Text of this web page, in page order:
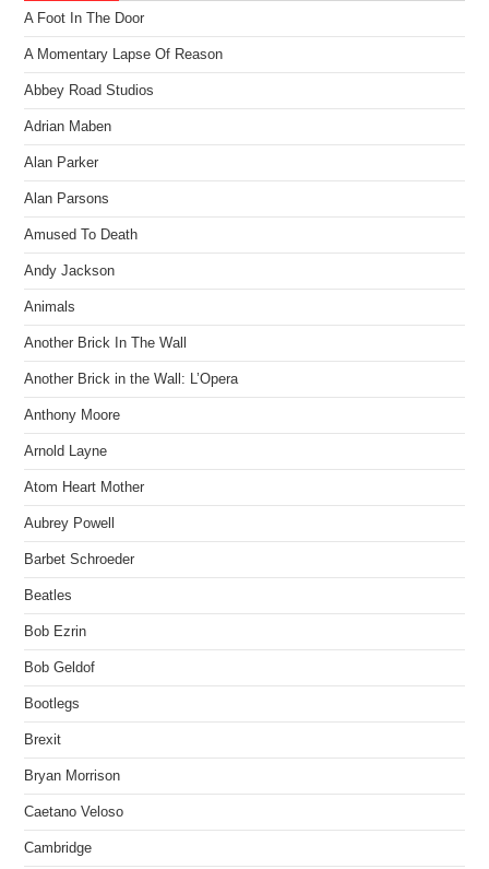
A Foot In The Door
A Momentary Lapse Of Reason
Abbey Road Studios
Adrian Maben
Alan Parker
Alan Parsons
Amused To Death
Andy Jackson
Animals
Another Brick In The Wall
Another Brick in the Wall: L’Opera
Anthony Moore
Arnold Layne
Atom Heart Mother
Aubrey Powell
Barbet Schroeder
Beatles
Bob Ezrin
Bob Geldof
Bootlegs
Brexit
Bryan Morrison
Caetano Veloso
Cambridge